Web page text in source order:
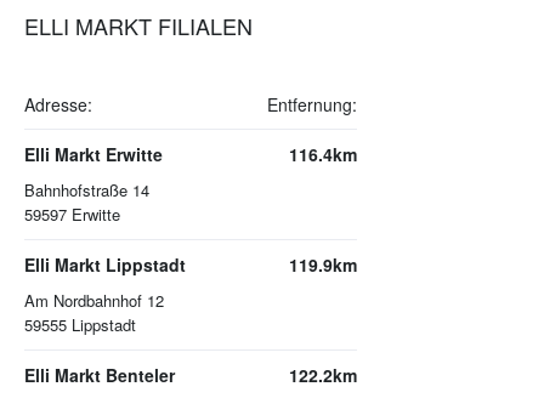
ELLI MARKT FILIALEN
Adresse: Entfernung:
Elli Markt Erwitte
Bahnhofstraße 14
59597 Erwitte
116.4km
Elli Markt Lippstadt
Am Nordbahnhof 12
59555 Lippstadt
119.9km
Elli Markt Benteler 122.2km